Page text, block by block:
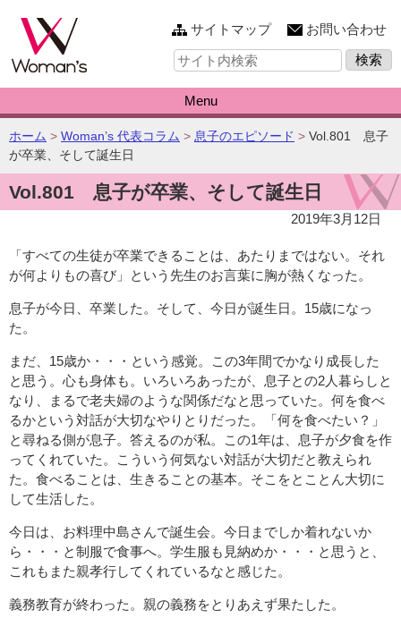
このページの本文へ
サイトマップ
お問い合わせ
サ
イ
内
検
索:
Menu
こ
の
ペ
ー
ジ
位
置:
ホーム > Woman’s 代表コラム > 息子のエピソード > Vol.801 息子
が卒業、そして誕生日
Vol.801 息子が卒業、そして誕生日
2019年3月12日
「すべての生徒が卒業できることは、あたりまではない。それ
が何よりもの喜び」という先生のお言葉に胸が熱くなった。
息子が今日、卒業した。そして、今日が誕生日。15歳になっ
た。
まだ、15歳か・・・という感覚。この3年間でかなり成長した
と思う。心も身体も。いろいろあったが、息子との2人暮らしと
なり、まるで老夫婦のような関係だなと思っていた。何を食べ
るかという対話が大切なやりとりだった。「何を食べたい？」
と尋ねる側が息子。答えるのが私。この1年は、息子が夕食を作
ってくれていた。こういう何気ない対話が大切だと教えられ
た。食べることは、生きることの基本。そこをとことん大切に
して生活した。
今日は、お料理中島さんで誕生会。今日までしか着れないか
ら・・・と制服で食事へ。学生服も見納めか・・・と思うと、
これもまた親孝行してくれているなと感じた。
義務教育が終わった。親の義務をとりあえず果たした。